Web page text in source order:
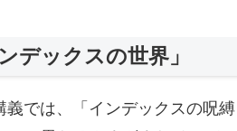
デックスの世界」
義では、「インデックスの呪縛